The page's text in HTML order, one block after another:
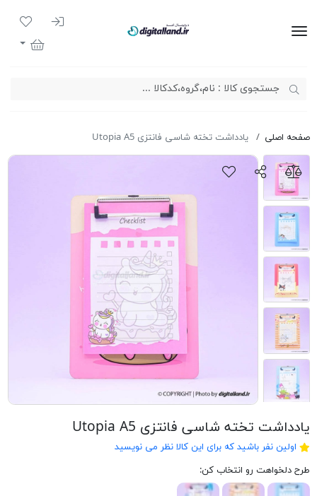
ورود به
لیست
سبد خرید
صفحه اصلی یادداشت تخته شاسی فانتزی Utopia A5
یادداشت تخته شاسی فانتزی Utopia A5
اولین نفر باشید که برای این کالا نظر می نویسید
طرح دلخواهت رو انتخاب کن: